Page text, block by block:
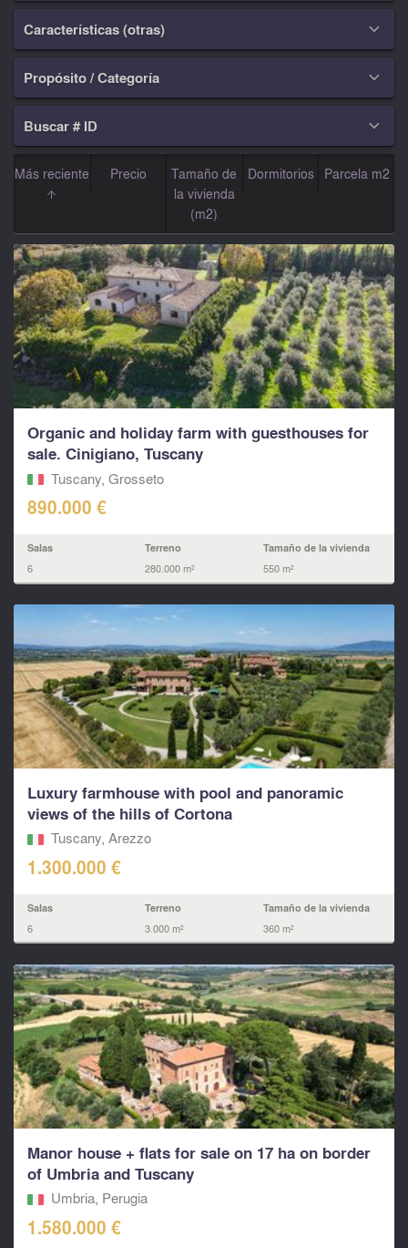
Características (otras) 
Propósito / Categoría 
Buscar # ID 
Más reciente Precio
Tamaño de
la vivienda
(m2)
Dormitorios Parcela m2
Organic and holiday farm with guesthouses for
sale. Cinigiano, Tuscany
Tuscany, Grosseto
890.000 €
Salas
6
Terreno
280.000 m²
Tamaño de la vivienda
550 m²
Luxury farmhouse with pool and panoramic
views of the hills of Cortona
Tuscany, Arezzo
1.300.000 €
Salas
6
Terreno
3.000 m²
Tamaño de la vivienda
360 m²
Manor house + flats for sale on 17 ha on border
of Umbria and Tuscany
Umbria, Perugia
1.580.000 €